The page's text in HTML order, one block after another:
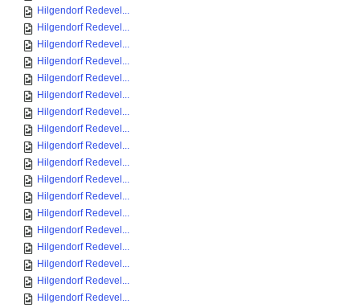
Hilgendorf Redevel...
Hilgendorf Redevel...
Hilgendorf Redevel...
Hilgendorf Redevel...
Hilgendorf Redevel...
Hilgendorf Redevel...
Hilgendorf Redevel...
Hilgendorf Redevel...
Hilgendorf Redevel...
Hilgendorf Redevel...
Hilgendorf Redevel...
Hilgendorf Redevel...
Hilgendorf Redevel...
Hilgendorf Redevel...
Hilgendorf Redevel...
Hilgendorf Redevel...
Hilgendorf Redevel...
Hilgendorf Redevel...